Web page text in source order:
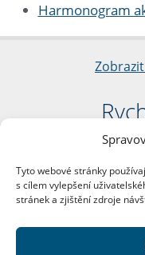
Tyto webové stránky
s cílem vylepšení
stránek a zjištění zdroje
Harmonogram
nám.